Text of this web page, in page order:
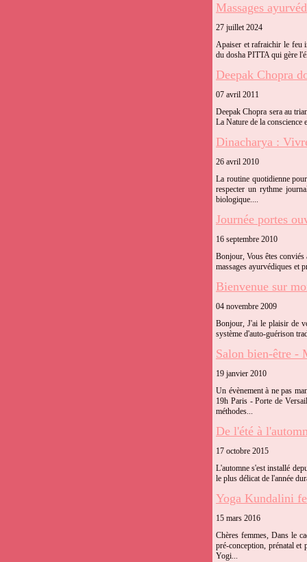
Massages
27 juillet 2024
Apaiser et rafraichir le feu
du dosha PITTA qui gère
Deepak Chopra
07 avril 2011
Deepak Chopra sera au
La Nature de la conscience
Dinacharya :
26 avril 2010
La routine quotidienne
respecter un rythme
biologique....
Journée portes
16 septembre 2010
Bonjour, Vous êtes
massages ayurvédiques et
Bienvenue sur
04 novembre 2009
Bonjour, J'ai le plaisir de
système d'auto-guérison
Salon bien-être -
19 janvier 2010
Un évènement à ne pas
19h Paris - Porte de
méthodes...
De l'été à
17 octobre 2015
L'automne s'est installé
le plus délicat de l'année
Yoga Kundalini
15 mars 2016
Chères femmes, Dans le
pré-conception, prénatal et
Yogi...